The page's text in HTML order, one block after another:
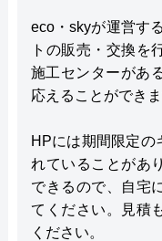
eco・skyが運営す
トの販売・交換を
施工センターがあ
応えることができま
HPには期間限定の
れていることがあ
できるので、自宅
てください。見積
ください。